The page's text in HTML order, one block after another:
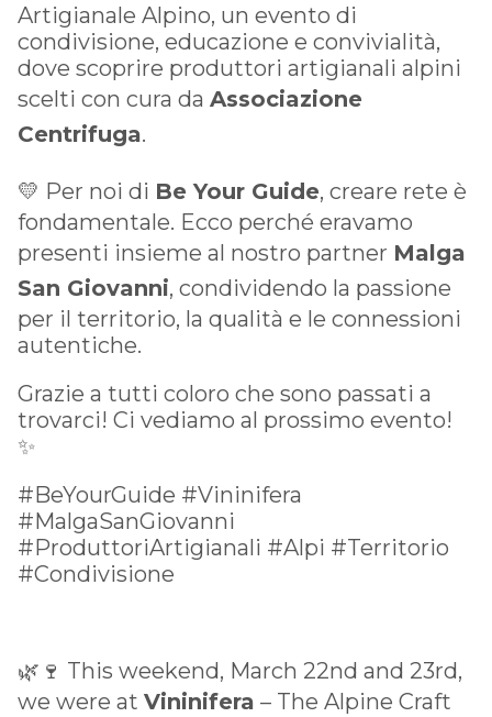
Artigianale Alpino, un evento di
condivisione, educazione e convivialità,
dove scoprire produttori artigianali alpini
scelti con cura da Associazione
Centrifuga.
💛 Per noi di Be Your Guide, creare rete è
fondamentale. Ecco perché eravamo
presenti insieme al nostro partner Malga
San Giovanni, condividendo la passione
per il territorio, la qualità e le connessioni
autentiche.
Grazie a tutti coloro che sono passati a
trovarci! Ci vediamo al prossimo evento!
✨
#BeYourGuide #Vininifera
#MalgaSanGiovanni
#ProduttoriArtigianali #Alpi #Territorio
#Condivisione
🌿🍷 This weekend, March 22nd and 23rd,
we were at Vininifera – The Alpine Craft